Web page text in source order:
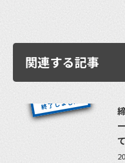
関連する記事